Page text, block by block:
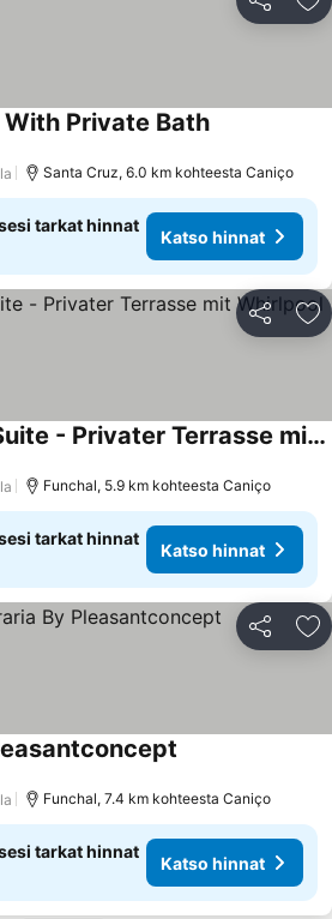
Jaa
Private Bath
Santa Cruz, 6.0 km kohteesta Caniço
tarkat hinnat
Katso hinnat
Jaa
Casa Das Flores Suite - Privater Terrasse mit Whirlpool
Funchal, 5.9 km kohteesta Caniço
tarkat hinnat
Katso hinnat
Jaa
Funchal, 7.4 km kohteesta Caniço
tarkat hinnat
Katso hinnat